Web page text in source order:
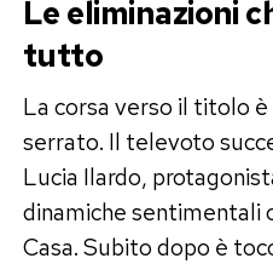
Le eliminazioni
tutto
La corsa verso il titolo
serrato. Il televoto
Lucia Ilardo,
dinamiche sentimentali
Casa. Subito dopo è